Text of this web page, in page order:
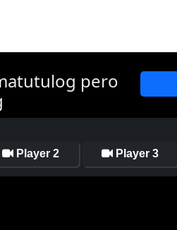
pero
Player 2 Player 3